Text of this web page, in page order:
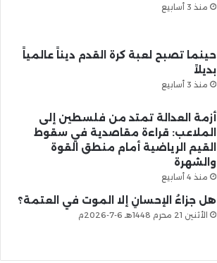
منذ 3 أسابيع
حينما تصبح لعبة كرة القدم ديناً عالمياً
بديلاً
منذ 3 أسابيع
أزمة العدالة تمتد من فلسطين إلى
الملاعب: قراءة مقاصدية في سقوط
القيم الرياضية أمام منطق القوة
والشهرة
منذ 4 أسابيع
هل جزاءُ الإحسانِ إلا الموت في العتمة؟
الأثنين 21 محرم 1448هـ 6-7-2026م